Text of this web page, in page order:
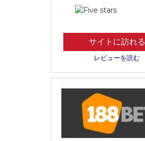
サイトに訪れる
レビューを読む